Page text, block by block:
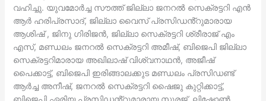
വഹിച്ചു. യുവമോർച്ച സൗത്ത് ജില്ലാ ജനറൽ സെക്രട്ടറി എൻ
ആർ ഹരിപ്രസാദ്, ജില്ലാ വൈസ് പ്രസിഡൻ്റുമാരായ
ആശിഷ് , ജിനു ഗിരിജൻ, ജില്ലാ സെക്രട്ടറി ശ്രീരാജ് എം
എസ്, മണ്ഡലം ജനറൽ സെക്രട്ടറി അമീഷ്, ബിജെപി ജില്ലാ
സെക്രട്ടറിമാരായ അഖിലാഷ് വിശ്വനാഥൻ, അജീഷ്
പൈക്കാട്ട്, ബിജെപി ഇരിങ്ങാലക്കുട മണ്ഡലം പ്രസിഡണ്ട്
ആർച്ച അനീഷ്, ജനറൽ സെക്രട്ടറി ഷൈജു കുറ്റിക്കാട്ട്,
ബിജെപി ഏരിയ പ്രസിഡൻ്റുമാരായ സൂരജ്, ലിഷോൺ